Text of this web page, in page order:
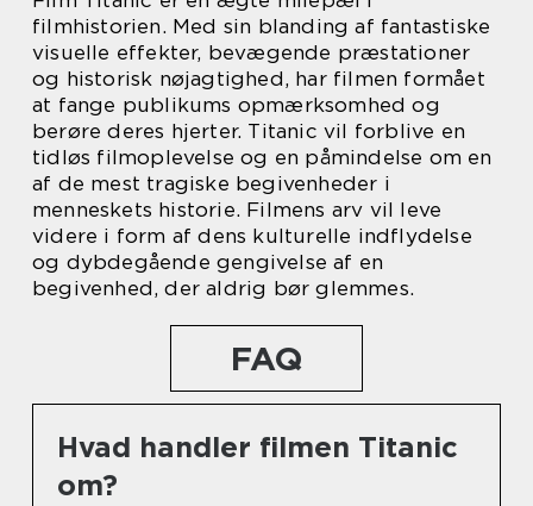
filmhistorien. Med sin blanding af fantastiske
visuelle effekter, bevægende præstationer
og historisk nøjagtighed, har filmen formået
at fange publikums opmærksomhed og
berøre deres hjerter. Titanic vil forblive en
tidløs filmoplevelse og en påmindelse om en
af de mest tragiske begivenheder i
menneskets historie. Filmens arv vil leve
videre i form af dens kulturelle indflydelse
og dybdegående gengivelse af en
begivenhed, der aldrig bør glemmes.
FAQ
Hvad handler filmen Titanic
om?